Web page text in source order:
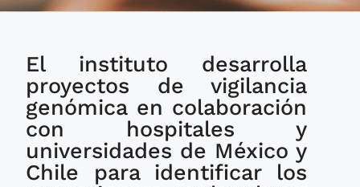
análisis genómico para
combatir la
resistencia bacteriana
a los antibióticos
El instituto desarrolla
proyectos de vigilancia
genómica en colaboración
con hospitales y
universidades de México y
Chile para identificar los